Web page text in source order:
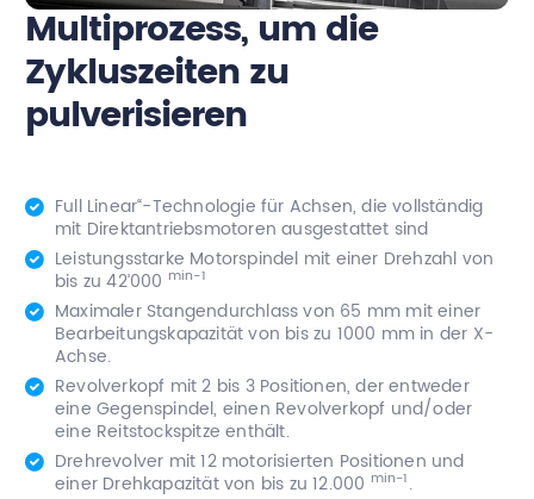
Multiprozess, um die
Zykluszeiten zu
pulverisieren
Full Linear“-Technologie für Achsen, die vollständig
mit Direktantriebsmotoren ausgestattet sind
Leistungsstarke Motorspindel mit einer Drehzahl von
bis zu 42’000 min-1
Maximaler Stangendurchlass von 65 mm mit einer
Bearbeitungskapazität von bis zu 1000 mm in der X-
Achse.
Revolverkopf mit 2 bis 3 Positionen, der entweder
eine Gegenspindel, einen Revolverkopf und/oder
eine Reitstockspitze enthält.
Drehrevolver mit 12 motorisierten Positionen und
einer Drehkapazität von bis zu 12.000 min-1.